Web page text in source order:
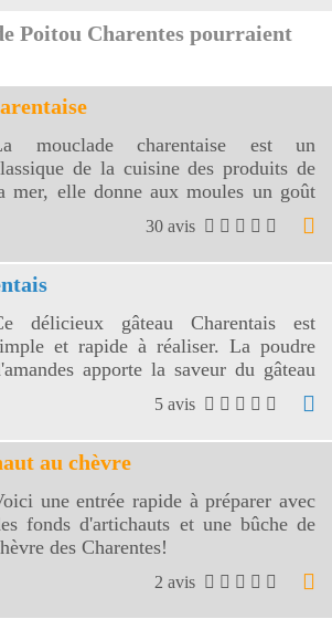
Poitou Charentes pourraient
mouclade charentaise est un
de la cuisine des produits de
mer, elle donne aux moules un goût
inhabituel et savoureux.
30 avis
délicieux gâteau Charentais est
et rapide à réaliser. La poudre
apporte la saveur du gâteau
charentais pour le goûter des enfants ou
le dessert des grands!
5 avis
au chèvre
une entrée rapide à préparer avec
fonds d'artichauts et une bûche de
des Charentes!
2 avis